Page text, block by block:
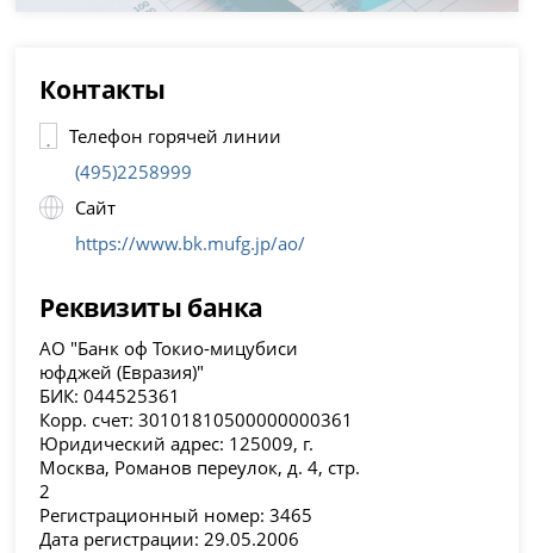
Контакты
Телефон горячей линии
(495)2258999
Сайт
https://www.bk.mufg.jp/ao/
Реквизиты банка
АО "Банк оф Токио-мицубиси
юфджей (Евразия)"
БИК: 044525361
Корр. счет: 30101810500000000361
Юридический адрес: 125009, г.
Москва, Романов переулок, д. 4, стр.
2
Регистрационный номер: 3465
Дата регистрации: 29.05.2006